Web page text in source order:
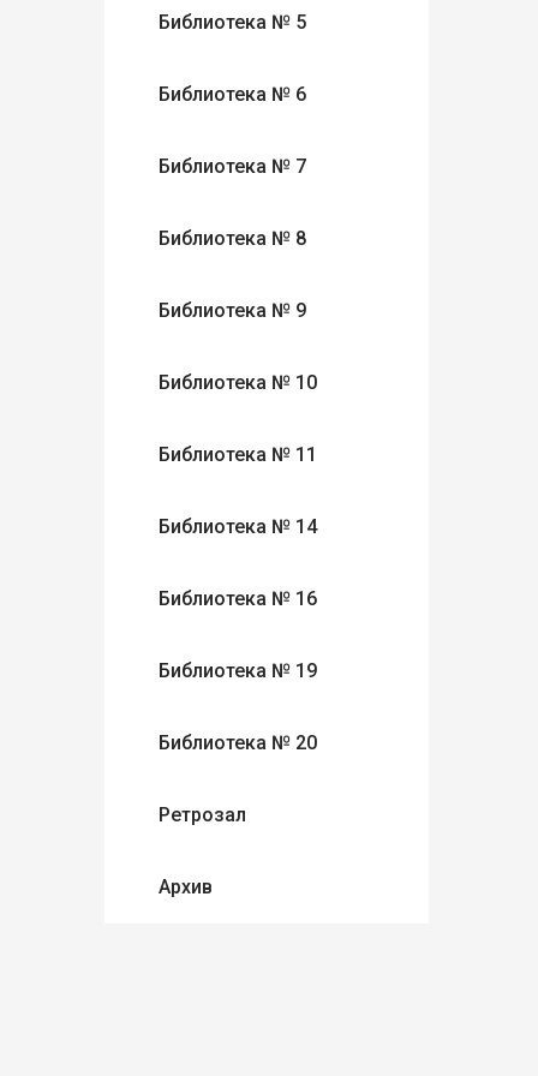
Библиотека № 5
Библиотека № 6
Библиотека № 7
Библиотека № 8
Библиотека № 9
Библиотека № 10
Библиотека № 11
Библиотека № 14
Библиотека № 16
Библиотека № 19
Библиотека № 20
Ретрозал
Архив